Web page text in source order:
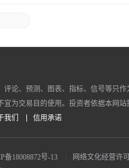
论、预测、图表、指标、信号等只
为交易目的使用。投资者依据本网
我们 信用承诺
备18008872号-13
网络文化经营许